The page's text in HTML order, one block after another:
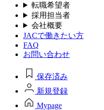
転職希望者
採用担当者
会社概要
JACで働きたい方
FAQ
お問い合わせ
保存済み
新規登録
Mypage